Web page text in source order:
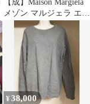
【成】Maison Margiela
メゾン マルジェラ エイ
ズT シャツ AIDS T-
Shirt サイズ：S ベージ
ュカラー【6109YO】F9
¥38,000